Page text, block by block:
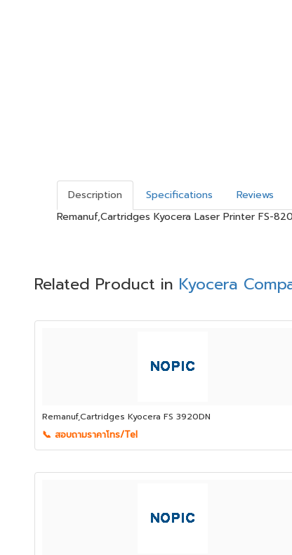
Description Specifications
Reviews
Remanuf,Cartridges Kyocera Laser Printer FS-
Related Product in Kyocera
Remanuf,Cartridges Kyocera FS 3920DN
📞 สอบถามราคาโทร/Tel